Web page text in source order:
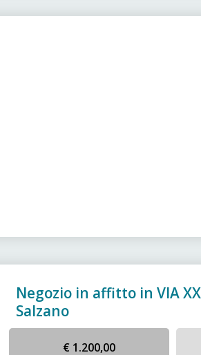
Negozio in affitto in VIA
Salzano
€ 1.200,00